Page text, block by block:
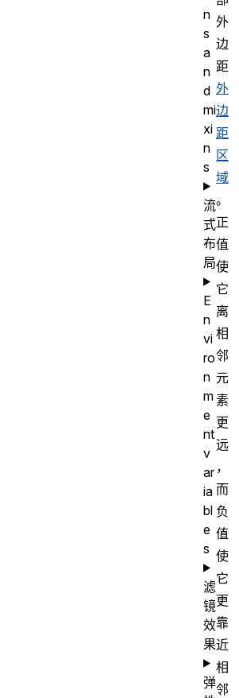
外
边
距
外
边
距
区
域
。
正
值
使
它
离
相
邻
元
素
更
远
，
而
负
值
使
它
更
靠
近
相
邻
n
s
a
n
d
mi
xi
n
s
流
式
布
局
E
n
vi
ro
n
m
e
nt
v
ar
ia
bl
e
s
滤
镜
效
果
弹